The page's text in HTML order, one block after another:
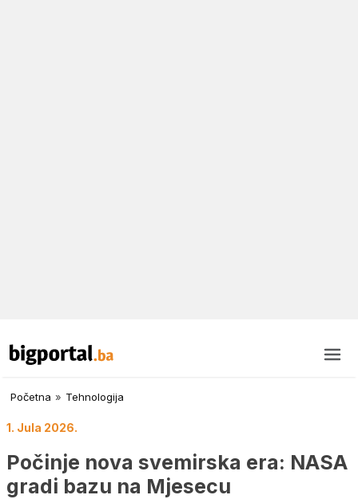
Početna » Tehnologija
1. Jula 2026.
Počinje nova svemirska era: NASA
gradi bazu na Mjesecu